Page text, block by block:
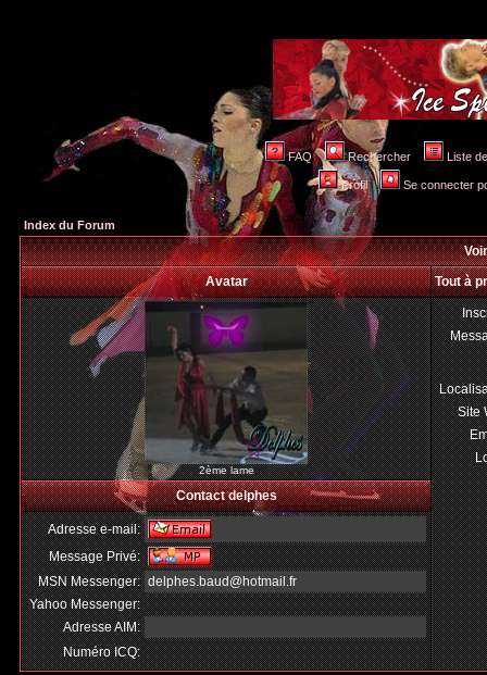
FAQ Rechercher Liste
Profil Se connecter
Index du Forum
Avatar
Tout à
2ème lame
Site
Contact delphes
Adresse e-mail:
Message Privé:
MSN Messenger: delphes.baud@hotmail.fr
Yahoo Messenger:
Adresse AIM:
Numéro ICQ: